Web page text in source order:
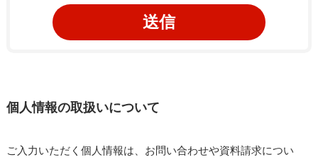
個人情報の取扱いについて
ご入力いただく個人情報は、お問い合わせや資料請求につい